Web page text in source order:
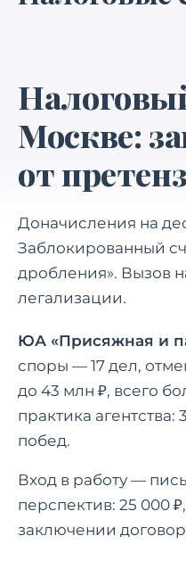
Москве:
от
Доначисления на
Заблокированный
дробления». Вызов
легализации.
ЮА «Присяжная и
споры — 17 дел,
до 43 млн ₽, всего
практика
побед.
Вход в работу —
перспектив: 25 000
заключении